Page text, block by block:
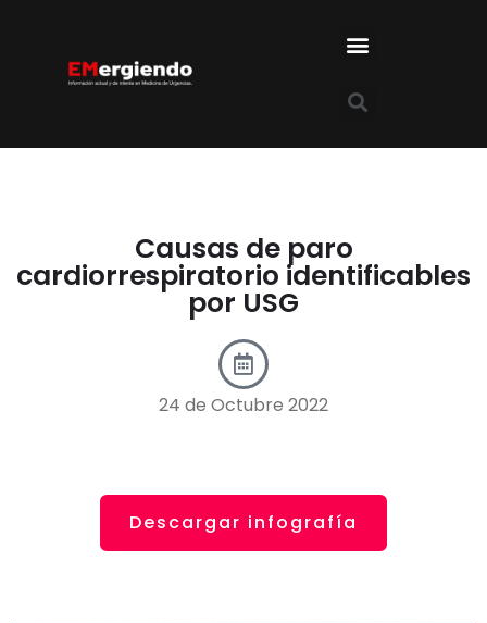
Causas de paro
cardiorrespiratorio identificables
por USG
24 de Octubre 2022
Descargar infografía